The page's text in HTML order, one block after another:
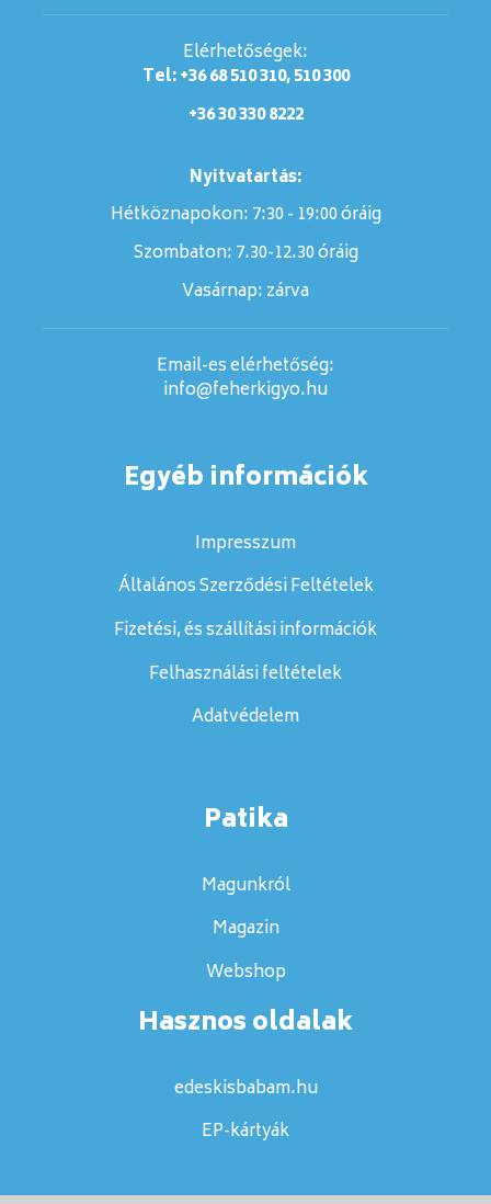
Elérhetőségek:
Tel: +36 68 510 310, 510 300
+36 30 330 8222
Nyitvatartás:
Hétköznapokon: 7:30 - 19:00 óráig
Szombaton:7.30-12.30 óráig
Vasárnap:zárva
Email-es elérhetőség:
info@feherkigyo.hu
Egyéb információk
Impresszum
Általános Szerződési Feltételek
Fizetési, és szállítási információk
Felhasználási feltételek
Adatvédelem
Patika
Magunkról
Magazin
Webshop
Hasznos oldalak
edeskisbabam.hu
EP-kártyák